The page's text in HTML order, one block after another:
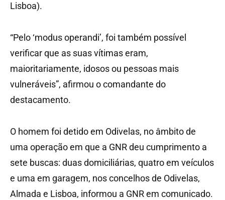
Lisboa).
“Pelo ‘modus operandi’, foi também possível
verificar que as suas vítimas eram,
maioritariamente, idosos ou pessoas mais
vulneráveis”, afirmou o comandante do
destacamento.
O homem foi detido em Odivelas, no âmbito de
uma operação em que a GNR deu cumprimento a
sete buscas: duas domiciliárias, quatro em veículos
e uma em garagem, nos concelhos de Odivelas,
Almada e Lisboa, informou a GNR em comunicado.